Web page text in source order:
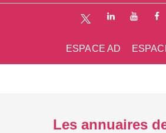
ESPACE AD
Les annuaires